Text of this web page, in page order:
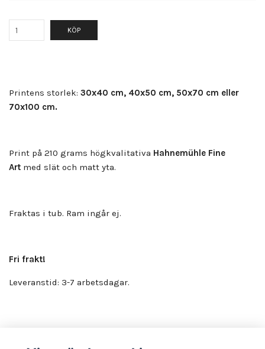
KÖP
Printens storlek: 30x40 cm, 40x50 cm, 50x70 cm eller
70x100 cm.
Print på 210 grams högkvalitativa Hahnemühle Fine
Art med slät och matt yta.
Fraktas i tub. Ram ingår ej.
Fri frakt!
Leveranstid: 3-7 arbetsdagar.